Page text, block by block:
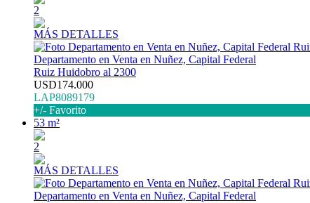
2
MÁS DETALLES
Departamento en Venta en Nuñez, Capital Federal
Ruiz Huidobro al 2300
USD174.000
LAP8089179
+/- Favorito
53 m²
2
MÁS DETALLES
Departamento en Venta en Nuñez, Capital Federal